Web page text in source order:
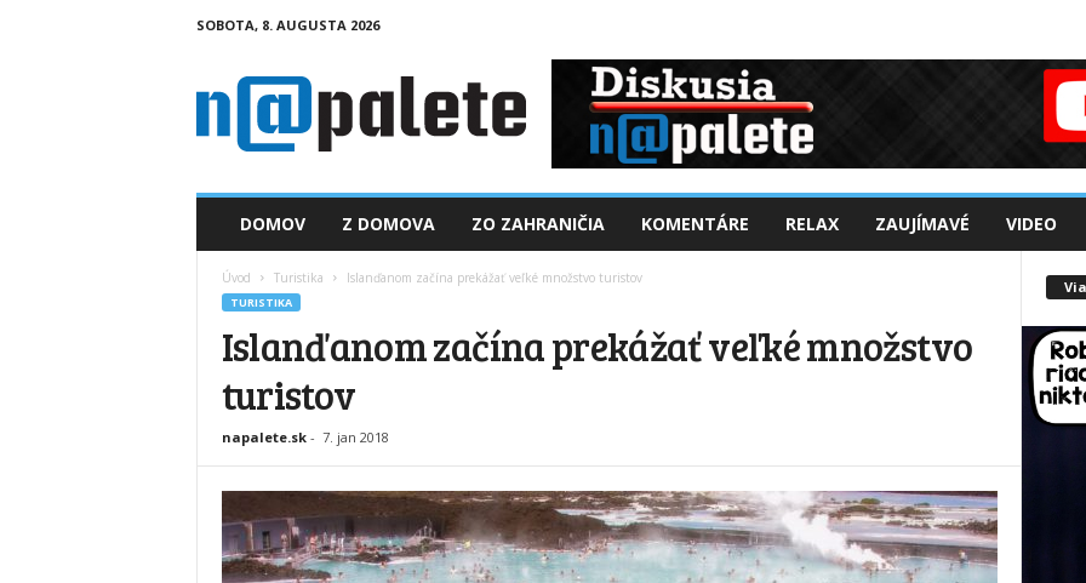
SOBOTA, 8. AUGUSTA 2026
a
DOMOV Z DOMOVA ZO ZAHRANIČIA KOMENTÁRE RELAX ZAUJÍMAVÉ VIDEO
Úvod Turistika Islanďanom začína prekážať veľké množstvo turistov
TURISTIKA
Islanďanom začína prekážať veľké množstvo
turistov
napalete.sk- 7. jan 2018